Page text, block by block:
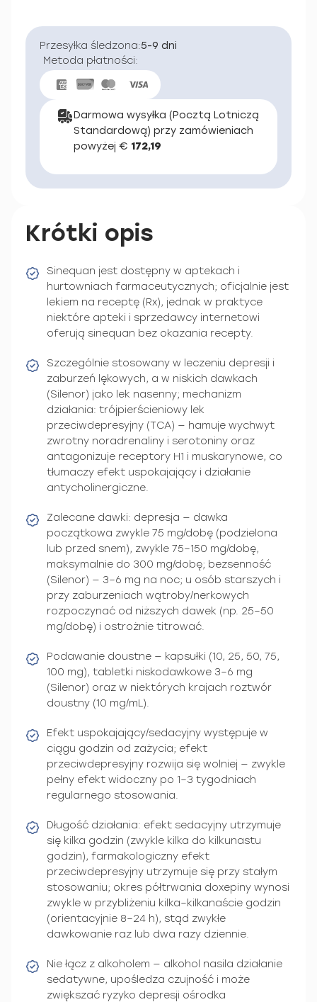
Przesyłka śledzona:5-9 dni
Metoda płatności:
Darmowa wysyłka (Pocztą Lotniczą
Standardową) przy zamówieniach
powyżej € 172,19
Krótki opis
Sinequan jest dostępny w aptekach i
hurtowniach farmaceutycznych; oficjalnie jest
lekiem na receptę (Rx), jednak w praktyce
niektóre apteki i sprzedawcy internetowi
oferują sinequan bez okazania recepty.
Szczególnie stosowany w leczeniu depresji i
zaburzeń lękowych, a w niskich dawkach
(Silenor) jako lek nasenny; mechanizm
działania: trójpierścieniowy lek
przeciwdepresyjny (TCA) — hamuje wychwyt
zwrotny noradrenaliny i serotoniny oraz
antagonizuje receptory H1 i muskarynowe, co
tłumaczy efekt uspokajający i działanie
antycholinergiczne.
Zalecane dawki: depresja — dawka
początkowa zwykle 75 mg/dobę (podzielona
lub przed snem), zwykle 75–150 mg/dobę,
maksymalnie do 300 mg/dobę; bezsenność
(Silenor) — 3–6 mg na noc; u osób starszych i
przy zaburzeniach wątroby/nerkowych
rozpoczynać od niższych dawek (np. 25–50
mg/dobę) i ostrożnie titrować.
Podawanie doustne — kapsułki (10, 25, 50, 75,
100 mg), tabletki niskodawkowe 3–6 mg
(Silenor) oraz w niektórych krajach roztwór
doustny (10 mg/mL).
Efekt uspokajający/sedacyjny występuje w
ciągu godzin od zażycia; efekt
przeciwdepresyjny rozwija się wolniej — zwykle
pełny efekt widoczny po 1–3 tygodniach
regularnego stosowania.
Długość działania: efekt sedacyjny utrzymuje
się kilka godzin (zwykle kilka do kilkunastu
godzin), farmakologiczny efekt
przeciwdepresyjny utrzymuje się przy stałym
stosowaniu; okres półtrwania doxepiny wynosi
zwykle w przybliżeniu kilka–kilkanaście godzin
(orientacyjnie 8–24 h), stąd zwykłe
dawkowanie raz lub dwa razy dziennie.
Nie łącz z alkoholem — alkohol nasila działanie
sedatywne, upośledza czujność i może
zwiększać ryzyko depresji ośrodka